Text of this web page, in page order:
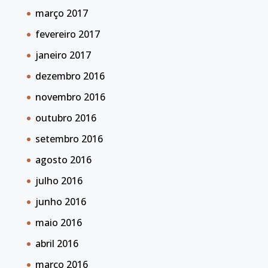
março 2017
fevereiro 2017
janeiro 2017
dezembro 2016
novembro 2016
outubro 2016
setembro 2016
agosto 2016
julho 2016
junho 2016
maio 2016
abril 2016
março 2016